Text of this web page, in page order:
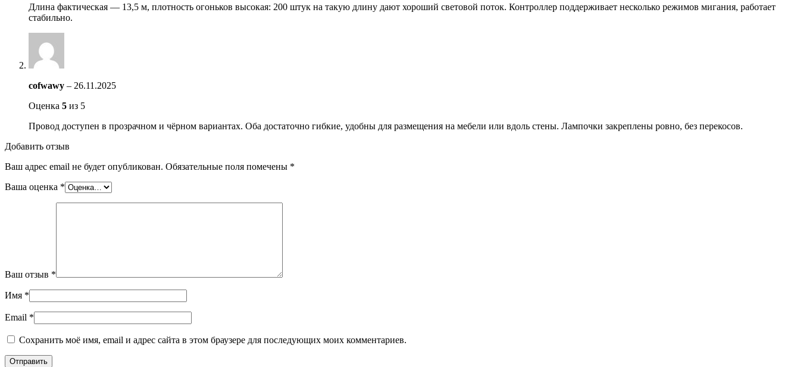
Длина фактическая — 13,5 м, плотность огоньков высокая: 200 штук на такую длину дают хороший световой поток. Контроллер поддерживает несколько режимов мигания, работает
стабильно.
cofwawy – 26.11.2025
Оценка 5 из 5
Провод доступен в прозрачном и чёрном вариантах. Оба достаточно гибкие, удобны для размещения на мебели или вдоль стены. Лампочки закреплены ровно, без перекосов.
Добавить отзыв
Ваш адрес email не будет опубликован. Обязательные поля помечены *
Ваша оценка *
Ваш отзыв *
Имя *
Email *
Сохранить моё имя, email и адрес сайта в этом браузере для последующих моих комментариев.